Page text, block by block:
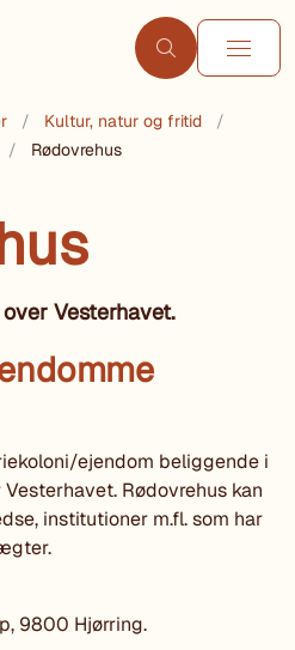
Kultur, natur og fritid
Rødovrehus
Vesterhavet.
ejendom beliggende i
Rødovrehus kan
institutioner m.fl. som har
9800 Hjørring.